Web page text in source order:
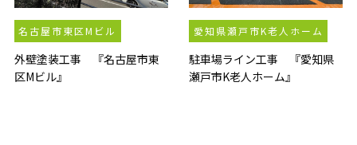
名古屋市東区Mビル
外壁塗装工事 『名古屋市東
区Mビル』
愛知県瀬戸市K老人ホーム
駐車場ライン工事 『愛知県
瀬戸市K老人ホーム』